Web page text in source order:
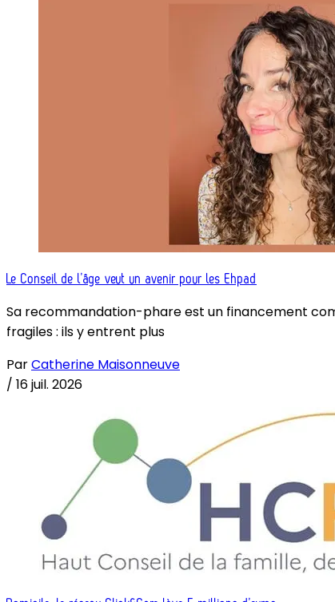
Le Conseil de l’âge veut un avenir pour les Ehpad
Sa recommandation-phare est un financement
fragiles : ils y entrent plus
ParCatherine Maisonneuve
/ 16 juil. 2026